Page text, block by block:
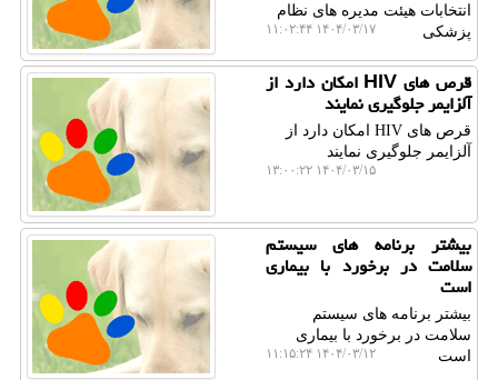
انتخابات هیئت مدیره های نظام
پزشکی
۱۴۰۴/۰۳/۱۷ ۱۱:۰۲:۴۴
قرص های HIV امکان دارد از
آلزایمر جلوگیری نمایند
قرص های HIV امکان دارد از
آلزایمر جلوگیری نمایند
۱۴۰۴/۰۳/۱۵ ۱۳:۰۰:۲۲
بیشتر برنامه های سیستم
سلامت در برخورد با بیماری
است
بیشتر برنامه های سیستم
سلامت در برخورد با بیماری
است
۱۴۰۴/۰۳/۱۲ ۱۱:۱۵:۲۴